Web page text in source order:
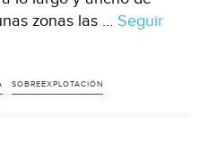
zonas las … Seguir
SOBREEXPLOTACIÓN